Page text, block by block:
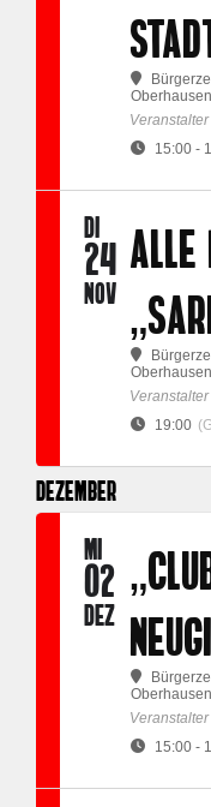
Oberhausen
Veranstalter
15:00 -
DI
24
NOV
Oberhausen
Veranstalter
19:00
DEZEMBER
MI
02
DEZ
Oberhausen
Veranstalter
15:00 -